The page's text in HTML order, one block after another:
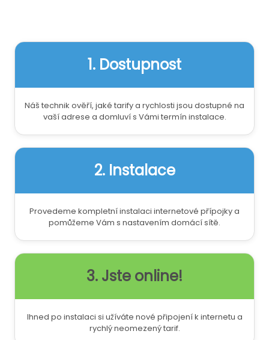
1. Dostupnost
Náš technik ověří, jaké tarify a rychlosti jsou dostupné na
vaší adrese a domluví s Vámi termín instalace.
2. Instalace
Provedeme kompletní instalaci internetové přípojky a
pomůžeme Vám s nastavením domácí sítě.
3. Jste online!
Ihned po instalaci si užíváte nové připojení k internetu a
rychlý neomezený tarif.